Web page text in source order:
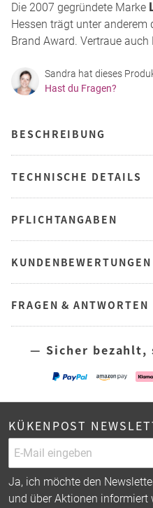
Die 2007 gegründete Marke
Hessen trägt unter anderem
Brand Award. Vertraue
Sandra hat dieses
Hast du Fragen?
BESCHREIBUNG
TECHNISCHE DETAILS
PFLICHTANGABEN
KUNDENBEWERTUNGEN
FRAGEN & ANTWORTEN
— Sicher
KÜKENPOST
Ja, ich möchte den
und über Aktionen informiert